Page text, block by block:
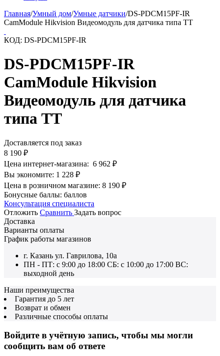
Главная/Умный дом/Умные датчики/DS-PDCM15PF-IR
CamModule Hikvision Видеомодуль для датчика типа TT
КОД: DS-PDCM15PF-IR
DS-PDCM15PF-IR
CamModule Hikvision
Видеомодуль для датчика
типа TT
Доставляется под заказ
8 190 ₽
Цена интернет-магазина: 6 962 ₽
Вы экономите: 1 228 ₽
Цена в розничном магазине: 8 190 ₽
Бонусные баллы: баллов
Консультация специалиста
Отложить Сравнить Задать вопрос
Доставка
Варианты оплаты
График работы магазинов
г. Казань ул. Гаврилова, 10а
ПН - ПТ: с 9:00 до 18:00 СБ: с 10:00 до 17:00 ВС:
выходной день
Наши преимущества
Гарантия до 5 лет
Возврат и обмен
Различные способы оплаты
Войдите в учётную запись, чтобы мы могли
сообщить вам об ответе